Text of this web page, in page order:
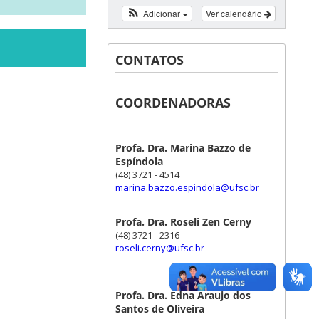
Ver calendário
Adicionar
CONTATOS
COORDENADORAS
Profa. Dra. Marina Bazzo de
Espíndola
(48) 3721 - 4514
marina.bazzo.espindola@ufsc.br
Profa. Dra. Roseli Zen Cerny
(48) 3721 - 2316
roseli.cerny@ufsc.br
Profa. Dra. Edna Araujo dos
Santos de Oliveira